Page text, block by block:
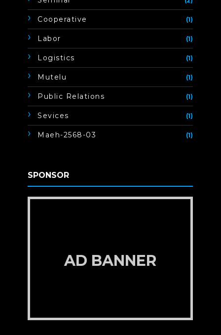
Cooperative (1)
Labor (1)
Logistics (1)
Mutelu (1)
Public Relations (1)
Sevices (1)
Maeh-2568-03 (1)
SPONSOR
AD BANNER